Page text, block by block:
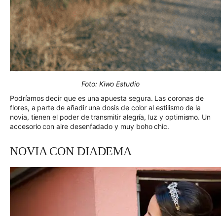
Foto: Kiwo Estudio
Podríamos decir que es una apuesta segura. Las coronas de
flores, a parte de añadir una dosis de color al estilismo de la
novia, tienen el poder de transmitir alegría, luz y optimismo. Un
accesorio con aire desenfadado y muy boho chic.
NOVIA CON DIADEMA